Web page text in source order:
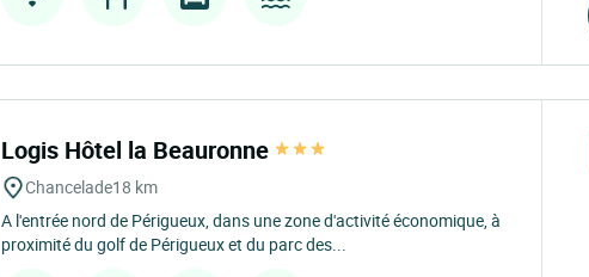
Logis Hôtel la Beauronne
Chancelade18 km
A l'entrée nord de Périgueux, dans une zone d'activité économique, à
proximité du golf de Périgueux et du parc des...